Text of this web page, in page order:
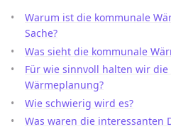
Warum ist die kommunale
Sache?
Was sieht die kommunale
Für wie sinnvoll halten wir
Wärmeplanung?
Wie schwierig wird es?
Was waren die interessanten